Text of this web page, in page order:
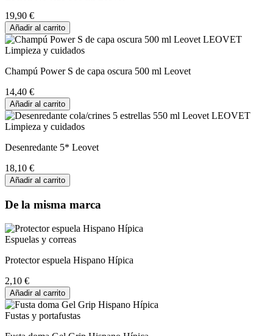
19,90 €
Añadir al carrito
Limpieza y cuidados
Champú Power S de capa oscura 500 ml Leovet
14,40 €
Añadir al carrito
Limpieza y cuidados
Desenredante 5* Leovet
18,10 €
Añadir al carrito
De la misma marca
Espuelas y correas
Protector espuela Hispano Hípica
2,10 €
Añadir al carrito
Fustas y portafustas